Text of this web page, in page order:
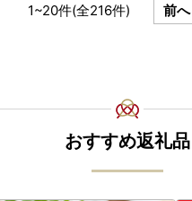
1~20件(全216件) 前へ
おすすめ返礼品